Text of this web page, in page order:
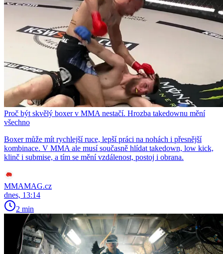
Proč být skvělý boxer v MMA nestačí. Hrozba takedownu mění
všechno
Boxer může mít rychlejší ruce, lepší práci na nohách i přesnější
kombinace. V MMA ale musí současně hlídat takedown, low kick,
klinč i submise, a tím se mění vzdálenost, postoj i obrana.
MMAMAG.cz
dnes, 13:14
2 min